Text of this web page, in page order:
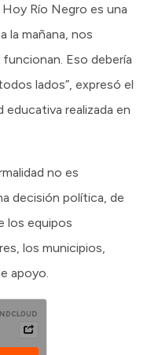
Río Negro es una
la mañana, nos
Eso debería
lados”, expresó el
realizada en
no es
decisión política, de
los equipos
los municipios,
apoyo.